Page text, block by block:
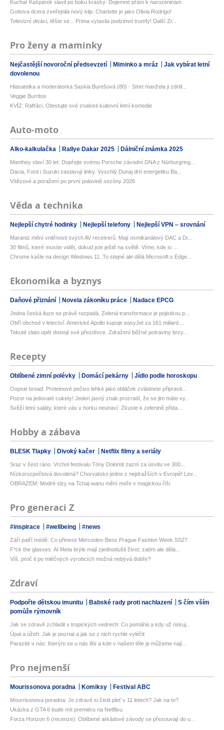
Kuchař Kašpárek slavil po boku krásky: Dojemné přání k narozeninám
Gottova dcera zveřejnila nový klip: Charlotte je jako Olivia Rodrigo!
Televizní diváci, těšte se... Prima vytasila podzimní trumfy! Další Zr...
Pro ženy a maminky
Nejčastější novoroční předsevzetí Miminko a mráz
Jak vybírat letní
dovolenou
Hlasatelka a moderátorka Saskia Burešová (80) - Smrt manžela ji zdrtil...
Veggie Burritos
KVÍZ: Rafťáci. Otestujte své znalosti kultovní letní komedie
Auto-moto
Alko-kalkulačka Rallye Dakar 2025 Dálniční známka 2025
Manthey slaví 30 let: Dopřejte svému Porsche závodní DNA z Nürburgring...
Dacia, Ford i Suzuki zastavují linky. Vyschlý Dunaj drtí energetiku Ba...
Vítězové a poražení po první polovině sezóny 2026
Věda a technika
Nejlepší chytré hodinky Nejlepší telefony Nejlepší VPN – srovnání
Marantz mění vnitřnosti svých AV receiverů. Mají osmikanálový DAC a Di...
30 filmů, které musíte vidět, dokud jste ještě na světě. Víme, kde si ...
Chrome kašle na design Windows 11. To stejné ale dělá Microsoft s Edge...
Ekonomika a byznys
Daňové přiznání Novela zákoníku práce Nadace EPCG
Jedna česká iluze se právě rozpadá. Zelená transformace je pojistkou p...
Obří obchod v letectví. Americké Apollo kupuje easyJet za 161 miliard ...
Tekuté zlato opět dostojí své přezdívce. Zdražení běžné potraviny brzy...
Recepty
Oblíbené zimní polévky Domácí pekárny Jídlo podle horoskopu
Oopsie bread: Proteinové pečivo lehké jako obláček zvládnete připravit...
Pozor na jedovaté cukety! Jeden jasný znak prozradí, že se jim máte vy...
Svěží letní saláty, které vás v horku neunaví: Zkuste k zelenině přida...
Hobby a zábava
BLESK Tlapky Divoký kačer Netflix filmy a seriály
Sraz v šest ráno. Vrchol festivalu Tóny Dolomit zazní za úsvitu ve 300...
Nízkorozpočtová dovolená? Chorvatsko jedno z nejdražších v Evropě! Lev...
OBRAZEM: Modré slzy na Tchaj-wanu mění moře v magickou říši
Pro generaci Z
#inspirace #wellbeing #news
Září patří módě: Co přinese Mercedes-Benz Prague Fashion Week SS27
F*ck the glasses: AI Meta brýle mají zjednodušit život, zatím ale děla...
Víš, proč ti po mléčných výrobcích možná nebývá dobře?
Zdraví
Podpořte dětskou imunitu Babské rady proti nachlazení
S čím vším
pomůže rýmovník
Jak se zdravě zchladit v tropických vedrech: Co pomáhá a kdy už riskuj...
Úpal a úžeh: Jak je poznat a jak se z nich rychle vyléčit
Parazité v nás: Kterým se u nás líbí a kde v našem těle je můžeme nají...
Pro nejmenší
Mourissonova poradna Komiksy Festival ABC
Mourrisonova poradna: Je zdravé si čistit pleť v 11 letech? Jak na to?
Ukázka z GTA 6 bude mít premiéru na Netflixu
Forza Horizon 6 (recenze): Oblíbené arkádové závody se přesouvají do u...